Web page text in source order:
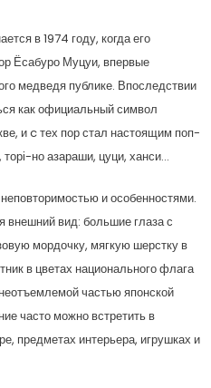
в 1974 году, когда его
Ёсабуро Муцуи, впервые
медведя публике. Впоследствии
как официальный символ
и c тех пор стал настоящим поп-
но азараши, цуци, ханси…
и особенностями.
вид: большие глаза с
мордочку, мягкую шерстку в
в цветах национального флага
частью японской
часто можно встретить в
предметах интерьера, игрушках и